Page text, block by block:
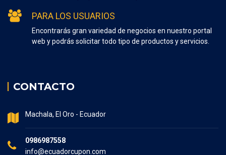
PARA LOS USUARIOS
Encontrarás gran variedad de negocios en nuestro portal
web y podrás solicitar todo tipo de productos y servicios.
CONTACTO
Machala, El Oro - Ecuador
0986987558
info@ecuadorcupon.com